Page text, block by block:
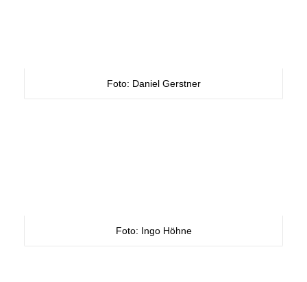
Foto: Daniel Gerstner
Foto: Ingo Höhne